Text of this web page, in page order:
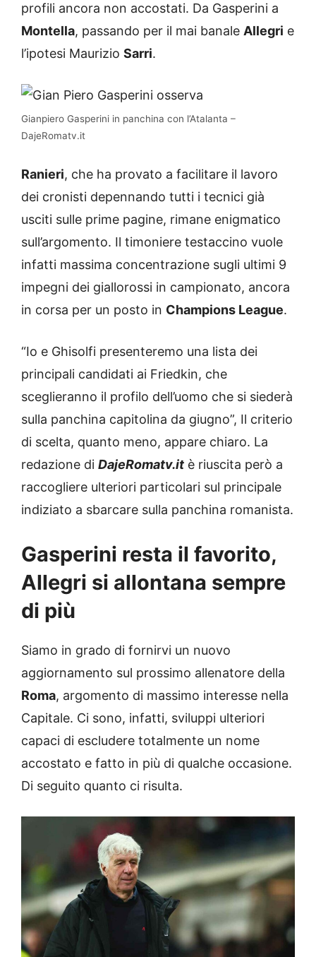
profili ancora non accostati. Da Gasperini a
Montella, passando per il mai banale Allegri e
l’ipotesi Maurizio Sarri.
Gianpiero Gasperini in panchina con l’Atalanta –
DajeRomatv.it
Ranieri, che ha provato a facilitare il lavoro
dei cronisti depennando tutti i tecnici già
usciti sulle prime pagine, rimane enigmatico
sull’argomento. Il timoniere testaccino vuole
infatti massima concentrazione sugli ultimi 9
impegni dei giallorossi in campionato, ancora
in corsa per un posto in Champions League.
“Io e Ghisolfi presenteremo una lista dei
principali candidati ai Friedkin, che
sceglieranno il profilo dell’uomo che si siederà
sulla panchina capitolina da giugno”, Il criterio
di scelta, quanto meno, appare chiaro. La
redazione di DajeRomatv.it è riuscita però a
raccogliere ulteriori particolari sul principale
indiziato a sbarcare sulla panchina romanista.
Gasperini resta il favorito,
Allegri si allontana sempre
di più
Siamo in grado di fornirvi un nuovo
aggiornamento sul prossimo allenatore della
Roma, argomento di massimo interesse nella
Capitale. Ci sono, infatti, sviluppi ulteriori
capaci di escludere totalmente un nome
accostato e fatto in più di qualche occasione.
Di seguito quanto ci risulta.